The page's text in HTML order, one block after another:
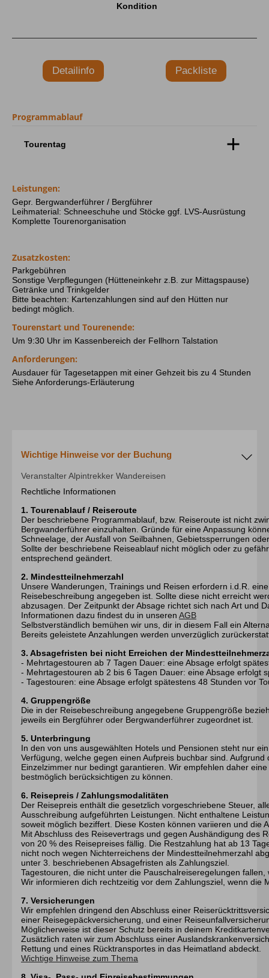
Kondition
Detailinfo Packliste
Programmablauf
Tourentag
ein kleines Waldstück zur Hochleite auf. Von der
Sonnenterrasse haben wir einen der besten Blicke in
die Allgäuer Hochalpen.
↑ 335 m ↓ 335 m 4 Std.
Leistungen:
Gepr. Bergwanderführer / Bergführer
Leihmaterial: Schneeschuhe und Stöcke ggf. LVS-Ausrüstung
Komplette Tourenorganisation
Zusatzkosten:
Parkgebühren
Sonstige Verpflegungen (Hütteneinkehr z.B. zur Mittagspause)
Getränke und Trinkgelder
Bitte beachten: Kartenzahlungen sind auf den Hütten nur
bedingt möglich.
Tourenstart und Tourenende:
Um 9:30 Uhr im Kassenbereich der Fellhorn Talstation
Anforderungen:
Ausdauer für Tagesetappen mit einer Gehzeit bis zu 4 Stunden
Siehe Anforderungs-Erläuterung
Wichtige Hinweise vor der Buchung
Veranstalter Alpintrekker Wandereisen
Rechtliche Informationen
1. Tourenablauf / Reiseroute
Der beschriebene Programmablauf, bzw. Reiseroute ist nicht
Bergwanderführer einzuhalten. Gründe für eine Anpassung
Schneelage, der Ausfall von Seilbahnen, Gebietssperrungen
Sollte der beschriebene Reiseablauf nicht möglich oder zu
entsprechend geändert.
2. Mindestteilnehmerzahl
Unsere Wanderungen, Trainings und Reisen erfordern i.d.R.
Reisebeschreibung angegeben ist. Sollte diese nicht erreicht
abzusagen. Der Zeitpunkt der Absage richtet sich nach Art und
Informationen dazu findest du in unseren AGB
Selbstverständlich bemühen wir uns, dir in diesem Fall ein
Bereits geleistete Anzahlungen werden unverzüglich
3. Absagefristen bei nicht Erreichen der
- Mehrtagestouren ab 7 Tagen Dauer: eine Absage erfolgt
- Mehrtagestouren ab 2 bis 6 Tagen Dauer: eine Absage erfolgt
- Tagestouren: eine Absage erfolgt spätestens 48 Stunden vor
4. Gruppengröße
Die in der Reisebeschreibung angegebene Gruppengröße
jeweils ein Bergführer oder Bergwanderführer zugeordnet ist.
5. Unterbringung
In den von uns ausgewählten Hotels und Pensionen steht nur
Verfügung, welche gegen einen Aufpreis buchbar sind.
Einzelzimmer nur bedingt garantieren. Wir empfehlen daher
bestmöglich berücksichtigen zu können.
6. Reisepreis / Zahlungsmodalitäten
Der Reisepreis enthält die gesetzlich vorgeschriebene Steuer,
Ausschreibung aufgeführten Leistungen. Nicht enthaltene
soweit möglich beziffert. Diese Kosten können variieren und die
Mit Abschluss des Reisevertrags und gegen Aushändigung des
von 20 % des Reisepreises fällig. Die Restzahlung hat ab 13
nicht noch wegen Nichterreichens der Mindestteilnehmerzahl
unter 3. beschriebenen Absagefristen als Zahlungsziel.
Tagestouren, die nicht unter die Pauschalreiseregelungen
Wir informieren dich rechtzeitig vor dem Zahlungsziel, wenn die
7. Versicherungen
Wir empfehlen dringend den Abschluss einer
einer Reisegepäckversicherung, und einer
Möglicherweise ist dieser Schutz bereits in deinem
Zusätzlich raten wir zum Abschluss einer
Rettung und eines Rücktransportes in das Heimatland abdeckt.
Wichtige Hinweise zum Thema